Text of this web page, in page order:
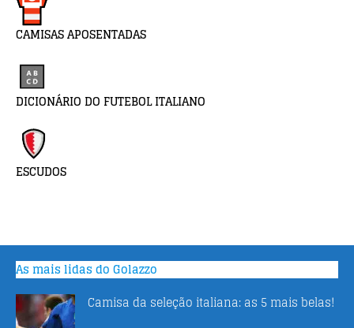
CAMISAS APOSENTADAS
DICIONÁRIO DO FUTEBOL ITALIANO
ESCUDOS
As mais lidas do Golazzo
Camisa da seleção italiana: as 5 mais belas!